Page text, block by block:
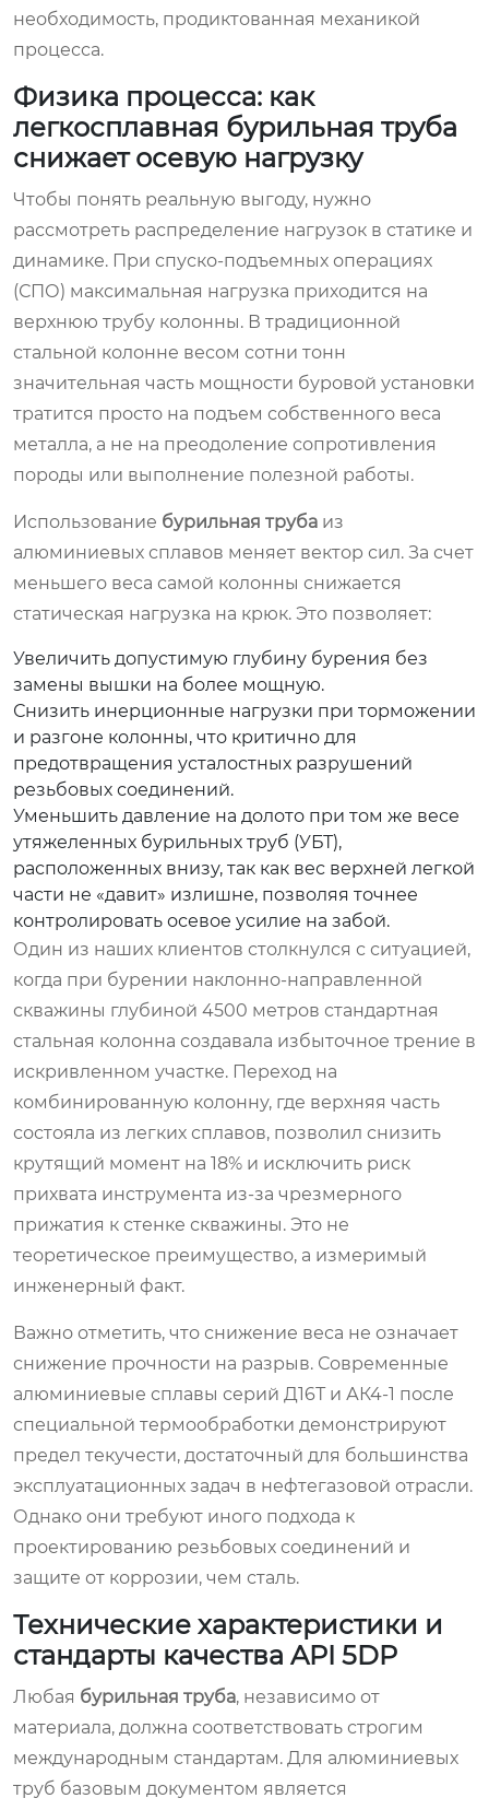
необходимость, продиктованная механикой
процесса.
Физика процесса: как
легкосплавная бурильная труба
снижает осевую нагрузку
Чтобы понять реальную выгоду, нужно
рассмотреть распределение нагрузок в статике и
динамике. При спуско-подъемных операциях
(СПО) максимальная нагрузка приходится на
верхнюю трубу колонны. В традиционной
стальной колонне весом сотни тонн
значительная часть мощности буровой установки
тратится просто на подъем собственного веса
металла, а не на преодоление сопротивления
породы или выполнение полезной работы.
Использование бурильная труба из
алюминиевых сплавов меняет вектор сил. За счет
меньшего веса самой колонны снижается
статическая нагрузка на крюк. Это позволяет:
Увеличить допустимую глубину бурения без
замены вышки на более мощную.
Снизить инерционные нагрузки при торможении
и разгоне колонны, что критично для
предотвращения усталостных разрушений
резьбовых соединений.
Уменьшить давление на долото при том же весе
утяжеленных бурильных труб (УБТ),
расположенных внизу, так как вес верхней легкой
части не «давит» излишне, позволяя точнее
контролировать осевое усилие на забой.
Один из наших клиентов столкнулся с ситуацией,
когда при бурении наклонно-направленной
скважины глубиной 4500 метров стандартная
стальная колонна создавала избыточное трение в
искривленном участке. Переход на
комбинированную колонну, где верхняя часть
состояла из легких сплавов, позволил снизить
крутящий момент на 18% и исключить риск
прихвата инструмента из-за чрезмерного
прижатия к стенке скважины. Это не
теоретическое преимущество, а измеримый
инженерный факт.
Важно отметить, что снижение веса не означает
снижение прочности на разрыв. Современные
алюминиевые сплавы серий Д16Т и АК4-1 после
специальной термообработки демонстрируют
предел текучести, достаточный для большинства
эксплуатационных задач в нефтегазовой отрасли.
Однако они требуют иного подхода к
проектированию резьбовых соединений и
защите от коррозии, чем сталь.
Технические характеристики и
стандарты качества API 5DP
Любая бурильная труба, независимо от
материала, должна соответствовать строгим
международным стандартам. Для алюминиевых
труб базовым документом является